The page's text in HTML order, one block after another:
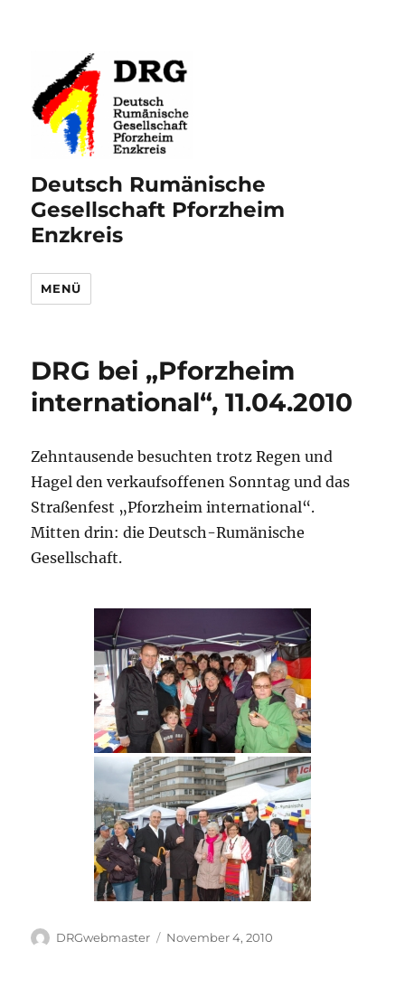
Deutsch Rumänische
Gesellschaft Pforzheim
Enzkreis
MENÜ
DRG bei „Pforzheim
international“, 11.04.2010
Zehntausende besuchten trotz Regen und
Hagel den verkaufsoffenen Sonntag und das
Straßenfest „Pforzheim international“.
Mitten drin: die Deutsch-Rumänische
Gesellschaft.
Autor
DRGwebmaster
Veröffentlicht
November 4, 2010